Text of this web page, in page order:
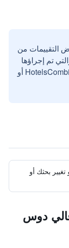
التقييمات من
تم إجراؤها
بواسطة مستخدمين حقيقيين مع HotelsCombined أو
بحثك أو
دوس